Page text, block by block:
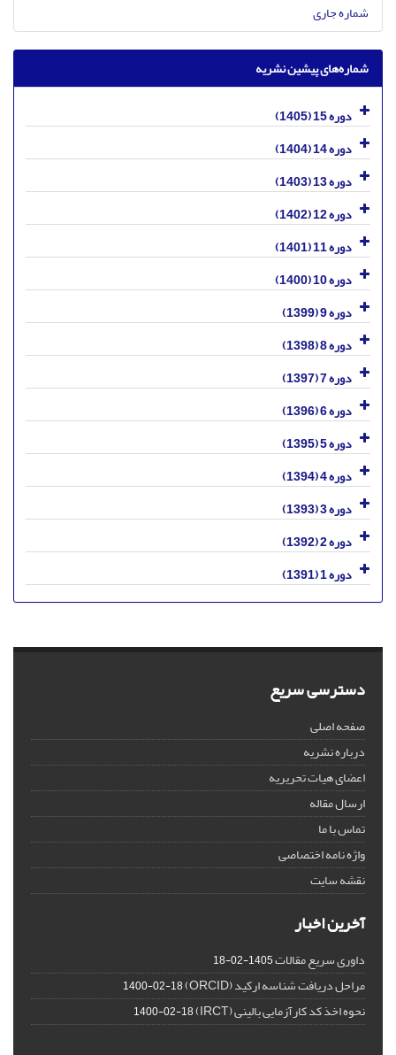
شماره جاری
شماره‌های پیشین نشریه
دوره 15 (1405)
دوره 14 (1404)
دوره 13 (1403)
دوره 12 (1402)
دوره 11 (1401)
دوره 10 (1400)
دوره 9 (1399)
دوره 8 (1398)
دوره 7 (1397)
دوره 6 (1396)
دوره 5 (1395)
دوره 4 (1394)
دوره 3 (1393)
دوره 2 (1392)
دوره 1 (1391)
دسترسی سریع
صفحه اصلی
درباره نشریه
اعضای هیات تحریریه
ارسال مقاله
تماس با ما
واژه نامه اختصاصی
نقشه سایت
آخرین اخبار
داوری سریع مقالات1405-02-18
مراحل دریافت شناسه ارکید (ORCID) 1400-02-18
نحوه اخذ کد کارآزمایی بالینی (IRCT) 1400-02-18